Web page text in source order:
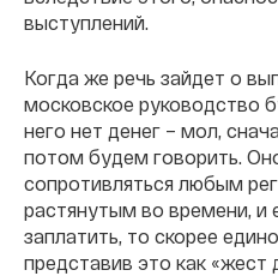
выступлений.
Когда же речь зайдет о
московское руководство
него нет денег – мол,
потом будем говорить.
сопротивляться любым
растянутым во времени, и
заплатить, то скорее
представив это как